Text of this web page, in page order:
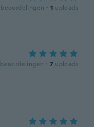
beoordelingen · 1 uploads
beoordelingen · 7 uploads